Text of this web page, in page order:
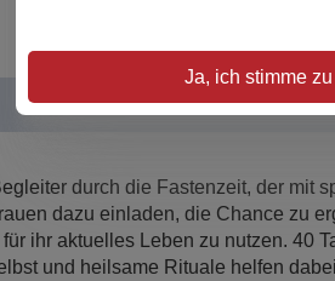
durch die Fastenzeit, der mit
dazu einladen, die Chance zu
ihr aktuelles Leben zu nutzen. 40
und heilsame Rituale helfen
Ja, ich stimme zu